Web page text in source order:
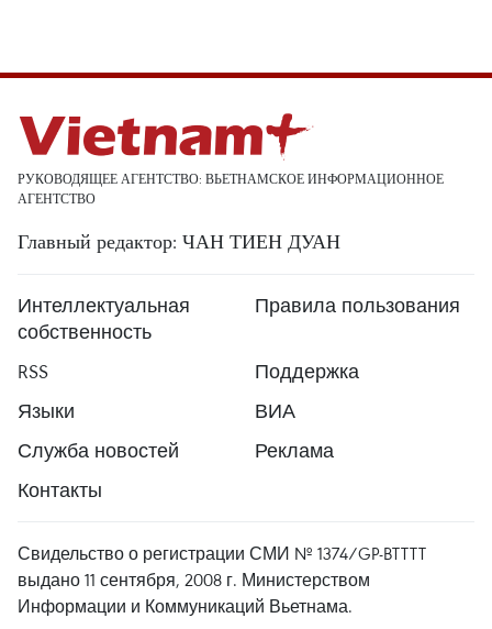
РУКОВОДЯЩЕЕ АГЕНТСТВО: ВЬЕТНАМСКОЕ ИНФОРМАЦИОННОЕ
АГЕНТСТВО
Главный редактор: ЧАН ТИЕН ДУАН
Интеллектуальная
собственность
Правила пользования
RSS
Поддержка
Языки
ВИА
Служба новостей
Реклама
Контакты
Свидельство о регистрации СМИ № 1374/GP-BTTTT
выдано 11 сентября, 2008 г. Министерством
Информации и Коммуникаций Вьетнама.